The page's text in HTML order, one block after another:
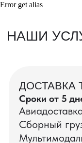
Error get alias
упаковки и отправки